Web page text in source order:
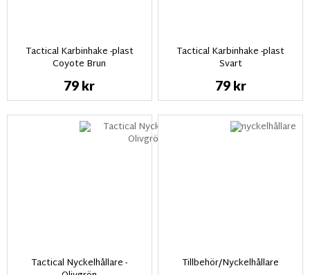
Tactical Karbinhake -plast
Coyote Brun
79 kr
Tactical Karbinhake -plast
Svart
79 kr
Tactical Nyckelhållare - Tillbehör/Nyckelhållare